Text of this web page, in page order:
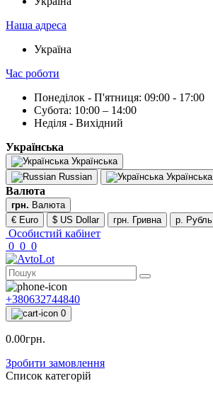
Наша адреса
Українa
Час роботи
Понеділок - П'ятниця: 09:00 - 17:00
Субота: 10:00 – 14:00
Неділя - Вихідний
Українська
Українська
Russian
Українська
Валюта
грн. Валюта
€ Euro
$ US Dollar грн. Гривна р. Рубль
Особистий кабінет
0 0 0
+380632744840
0
0.00грн.
Зробити замовлення
Список категорій